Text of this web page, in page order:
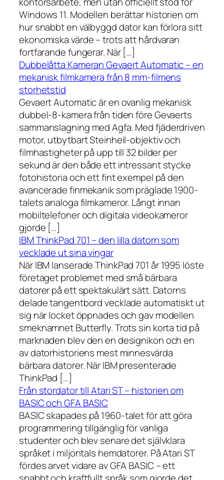
Windows 11. Modellen berättar historien om
hur snabbt en välbyggd dator kan förlora sitt
ekonomiska värde – trots att hårdvaran
fortfarande fungerar. När […]
Dubbelåtta Kameran Gevaert Automatic – en
mekanisk filmkamera från 8 mm-filmens
storhetstid
Gevaert Automatic är en ovanlig mekanisk
dubbel-8-kamera från tiden före Gevaerts
sammanslagning med Agfa. Med fjäderdriven
motor, utbytbart Steinheil-objektiv och
filmhastigheter på upp till 32 bilder per
sekund är den både ett intressant stycke
fotohistoria och ett fint exempel på den
avancerade finmekanik som präglade 1900-
talets analoga filmkameror. Långt innan
mobiltelefoner och digitala videokameror
gjorde […]
IBM ThinkPad 701 – den lilla datorn som
vecklade ut sina vingar
När IBM lanserade ThinkPad 701 år 1995 löste
företaget problemet med små bärbara
datorer på ett spektakulärt sätt. Datorns
delade tangentbord vecklade automatiskt ut
sig när locket öppnades och gav modellen
smeknamnet Butterfly. Trots sin korta tid på
marknaden blev den en designikon och en
av datorhistoriens mest minnesvärda
bärbara datorer. När IBM presenterade
ThinkPad […]
Från stordator till Atari ST – historien om
BASIC och GFA BASIC
BASIC skapades på 1960-talet för att göra
programmering tillgänglig för vanliga
studenter och blev senare det självklara
språket i miljontals hemdatorer. På Atari ST
fördes arvet vidare av GFA BASIC – ett